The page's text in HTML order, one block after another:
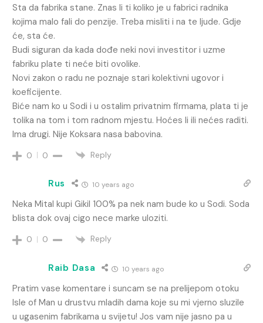
Sta da fabrika stane. Znas li ti koliko je u fabrici radnika
kojima malo fali do penzije. Treba misliti i na te ljude. Gdje
će, sta će.
Budi siguran da kada dođe neki novi investitor i uzme
fabriku plate ti neće biti ovolike.
Novi zakon o radu ne poznaje stari kolektivni ugovor i
koeficijente.
Biće nam ko u Sodi i u ostalim privatnim firmama, plata ti je
tolika na tom i tom radnom mjestu. Hoćes li ili nećes raditi.
Ima drugi. Nije Koksara nasa babovina.
0 0 Reply
Rus 10 years ago
Neka Mital kupi Gikil 100% pa nek nam bude ko u Sodi. Soda
blista dok ovaj cigo nece marke uloziti.
0 0 Reply
Raib Dasa 10 years ago
Pratim vase komentare i suncam se na prelijepom otoku
Isle of Man u drustvu mladih dama koje su mi vjerno sluzile
u ugasenim fabrikama u svijetu! Jos vam nije jasno pa u